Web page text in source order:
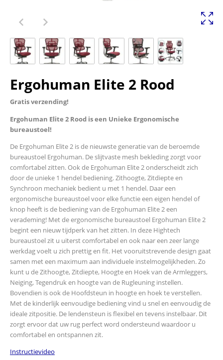
Ergohuman Elite 2 Rood
Gratis verzending!
Ergohuman Elite 2 Rood is een Unieke Ergonomische
bureaustoel!
De Ergohuman Elite 2 is de nieuwste generatie van de beroemde
bureaustoel Ergohuman. De slijtvaste mesh bekleding zorgt voor
comfortabel zitten. Ook de Ergohuman Elite 2 onderscheidt zich
door de unieke 1 hendel bediening. Zithoogte, Zitdiepte en
Synchroon mechaniek bedient u met 1 hendel. Daar een
ergonomische bureaustoel voor elke functie een eigen hendel of
knop heeft is de bediening van de Ergohuman Elite 2 een
verademing! Met de ergonomische bureaustoel Ergohuman Elite 2
begint een nieuw tijdperk van het zitten. In deze Hightech
bureaustoel zit u uiterst comfortabel en ook naar een zeer lange
werkdag voelt u zich prettig en fit. Het vooruitstrevende design gaat
samen met een maximum aan individuele instelmogelijkheden. Zo
kunt u de Zithoogte, Zitdiepte, Hoogte en Hoek van de Armleggers,
Neiging, Tegendruk en hoogte van de Rugleuning instellen.
Bovendien is ook de Hoofdsteun in hoogte en hoek te verstellen.
Met de kinderlijk eenvoudige bediening vind u snel en eenvoudig de
ideale zitpositie. De lendensteun is flexibel en tevens instelbaar. Dit
zorgt ervoor dat uw rug perfect word ondersteund waardoor u
comfortabel en ontspannen zit.
Instructievideo